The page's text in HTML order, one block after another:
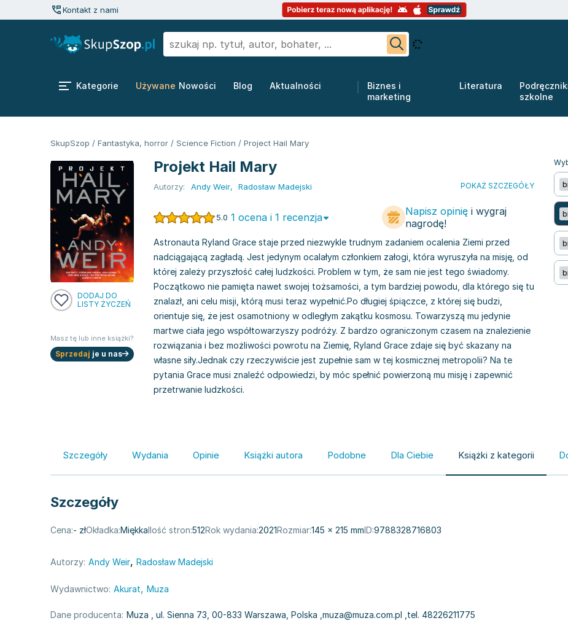
Kontakt z nami
Kategorie Używane Nowości Blog Aktualności
Biznes i
marketing
Literatura
szkolne
SkupSzop / Fantastyka, horror / Science Fiction / Project Hail Mary
DODAJ DO
LISTY ŻYCZEŃ
Masz tę lub inne książki?
Sprzedaj je u nas
Projekt Hail Mary
Autorzy: Andy Weir, Radosław Madejski POKAŻ SZCZEGÓŁY
5.0 1 ocena i 1 recenzja Napisz opinię i wygraj
nagrodę!
Astronauta Ryland Grace staje przed niezwykle trudnym zadaniem ocalenia Ziemi przed
nadciągającą zagładą. Jest jedynym ocalałym członkiem załogi, która wyruszyła na misję, od
której zależy przyszłość całej ludzkości. Problem w tym, że sam nie jest tego świadomy.
Początkowo nie pamięta nawet swojej tożsamości, a tym bardziej powodu, dla którego się tu
znalazł, ani celu misji, którą musi teraz wypełnić.Po długiej śpiączce, z której się budzi,
orientuje się, że jest osamotniony w odległym zakątku kosmosu. Towarzyszą mu jedynie
martwe ciała jego współtowarzyszy podróży. Z bardzo ograniczonym czasem na znalezienie
rozwiązania i bez możliwości powrotu na Ziemię, Ryland Grace zdaje się być skazany na
własne siły.Jednak czy rzeczywiście jest zupełnie sam w tej kosmicznej metropolii? Na te
pytania Grace musi znaleźć odpowiedzi, by móc spełnić powierzoną mu misję i zapewnić
przetrwanie ludzkości.
Szczegóły Wydania Opinie Książki autora Podobne Dla Ciebie Książki z kategorii
Szczegóły
Cena:- złOkładka:MiękkaIlość stron:512Rok wydania:2021Rozmiar:145 × 215 mmID:9788328716803
Autorzy: Andy Weir, Radosław Madejski
Wydawnictwo: Akurat, Muza
Dane producenta: Muza , ul. Sienna 73, 00-833 Warszawa, Polska muza@muza.com.pl tel. 48226211775